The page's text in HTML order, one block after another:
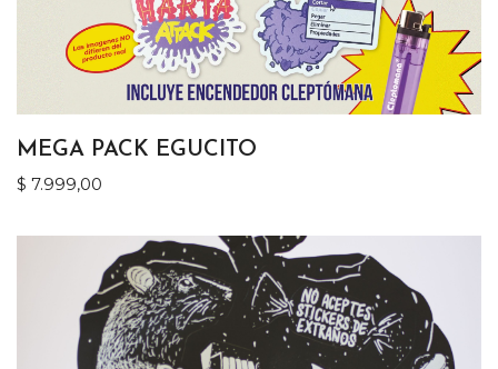
MEGA PACK EGUCITO
$ 7.999,00